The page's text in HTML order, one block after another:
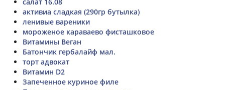
активиа сладкая (290гр бутылка)
ленивые вареники
мороженое караваево фисташковое
Витамины Веган
Батончик гербалайф мал.
торт адвокат
Витамин D2
Запеченное куриное филе